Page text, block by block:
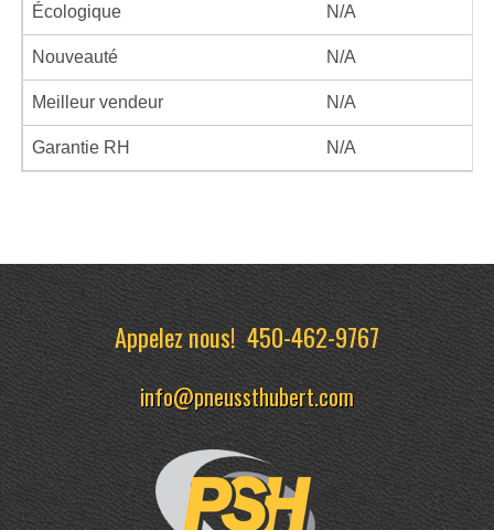
Écologique N/A
Nouveauté N/A
Meilleur vendeur N/A
Garantie RH N/A
Appelez nous!450-462-9767
info@pneussthubert.com